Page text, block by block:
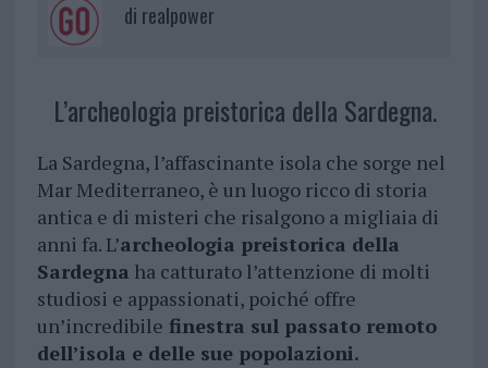
di realpower
L’archeologia preistorica della Sardegna.
La Sardegna, l’affascinante isola che sorge nel
Mar Mediterraneo, è un luogo ricco di storia
antica e di misteri che risalgono a migliaia di
anni fa. L’archeologia preistorica della
Sardegna ha catturato l’attenzione di molti
studiosi e appassionati, poiché offre
un’incredibile finestra sul passato remoto
dell’isola e delle sue popolazioni.